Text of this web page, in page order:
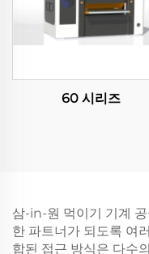
60 시리즈
삼-in-원 먹이기 기계
한 파트너가 되도록 여
합된 접근 방식은 다수